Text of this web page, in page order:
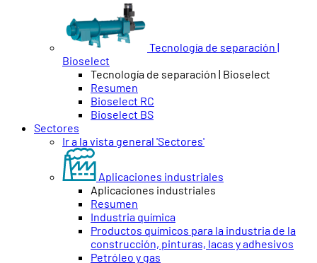
Tecnología de separación |
Bioselect
Tecnología de separación | Bioselect
Resumen
Bioselect RC
Bioselect BS
Sectores
Ir a la vista general 'Sectores'
Aplicaciones industriales
Aplicaciones industriales
Resumen
Industria química
Productos químicos para la industria de la
construcción, pinturas, lacas y adhesivos
Petróleo y gas